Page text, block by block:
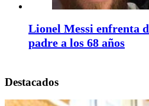
Lionel Messi enfrenta
padre a los 68 años
Destacados